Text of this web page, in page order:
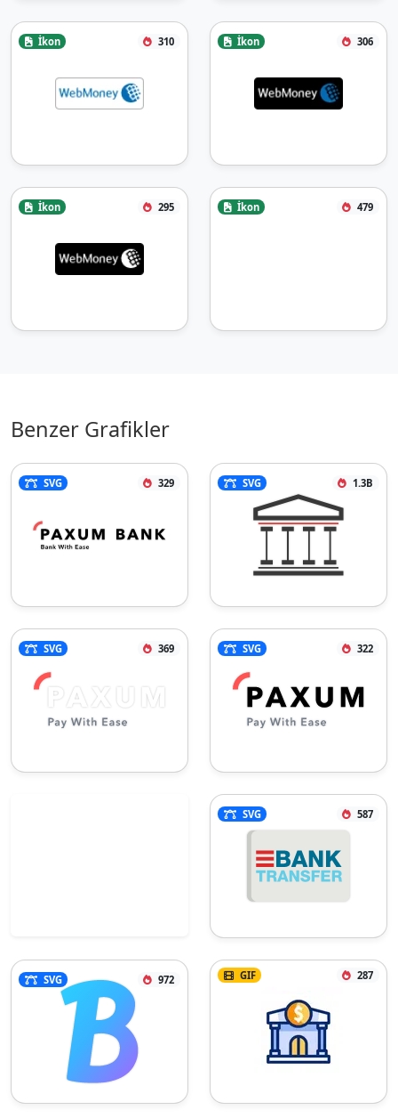
İkon 310 İkon 306
İkon 295 İkon 479
Benzer Grafikler
SVG 329 SVG 1.3B
SVG 369 SVG 322
SVG 587
SVG 972 GIF 287